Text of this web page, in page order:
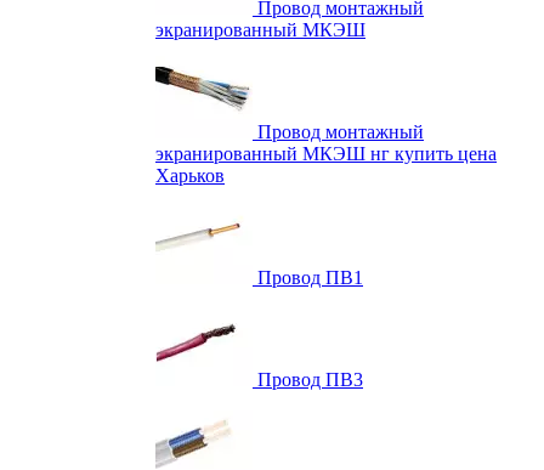
Провод монтажный
экранированный МКЭШ
Провод монтажный
экранированный МКЭШ нг купить цена
Харьков
Провод ПВ1
Провод ПВ3